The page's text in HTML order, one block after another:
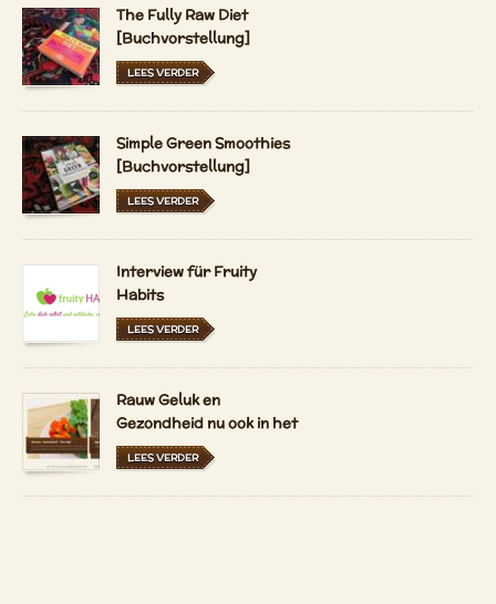
The Fully Raw Diet
[Buchvorstellung]
LEES VERDER
Simple Green Smoothies
[Buchvorstellung]
LEES VERDER
Interview für Fruity
Habits
LEES VERDER
Rauw Geluk en
Gezondheid nu ook in het
Nederlands en
Hongaars
LEES VERDER